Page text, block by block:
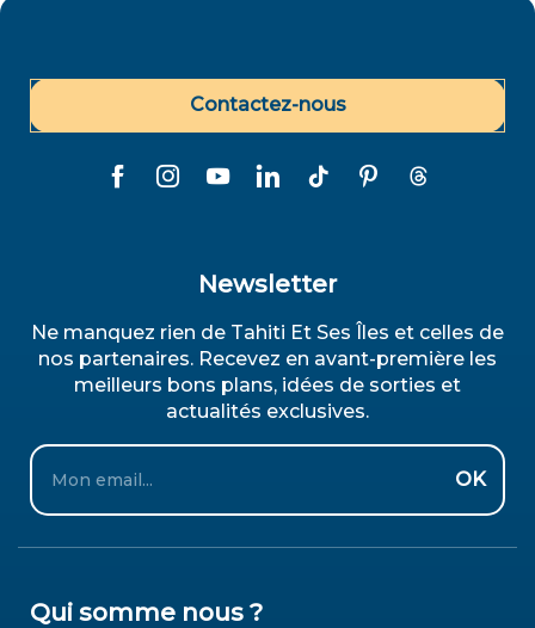
Contactez-nous
Newsletter
Ne manquez rien de Tahiti Et Ses Îles et celles de
nos partenaires. Recevez en avant-première les
meilleurs bons plans, idées de sorties et
actualités exclusives.
Email
OK
Qui somme nous ?